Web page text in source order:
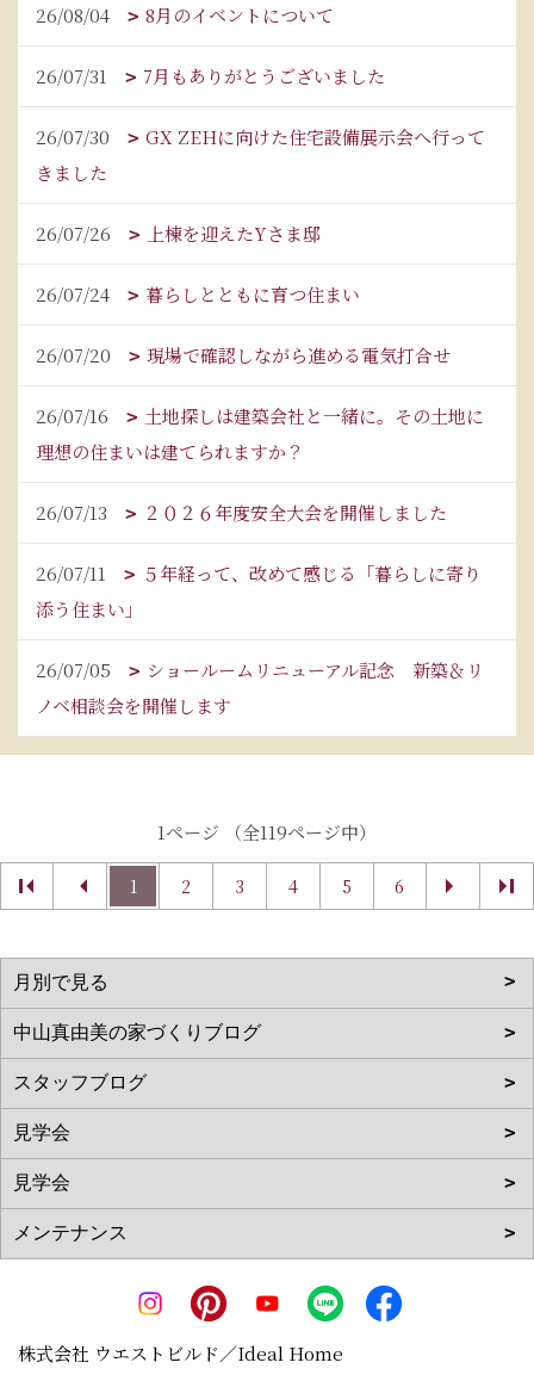
26/08/04 8月のイベントについて
26/07/31 7月もありがとうございました
26/07/30
GX ZEHに向けた住宅設備展示会へ行って
きました
26/07/26 上棟を迎えたYさま邸
26/07/24 暮らしとともに育つ住まい
26/07/20 現場で確認しながら進める電気打合せ
26/07/16
土地探しは建築会社と一緒に。その土地に
理想の住まいは建てられますか？
26/07/13 ２０２６年度安全大会を開催しました
26/07/11
５年経って、改めて感じる「暮らしに寄り
添う住まい」
26/07/05
ショールームリニューアル記念 新築＆リ
ノベ相談会を開催します
1ページ （全119ページ中）
1 2 3 4 5 6
株式会社 ウエストビルド／Ideal Home